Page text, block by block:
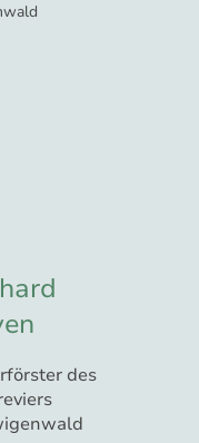
des